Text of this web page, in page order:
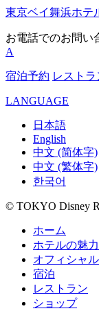
東京ベイ舞浜ホテ
お電話でのお問い
A
宿泊予約 レストラ
LANGUAGE
日本語
English
中文 (简体字)
中文 (繁体字)
한국어
© TOKYO Disney
ホーム
ホテルの魅力
オフィシャ
宿泊
レストラン
ショップ